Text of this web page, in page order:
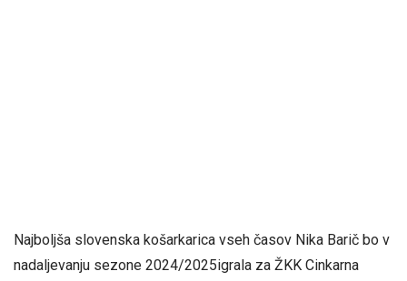
Najboljša slovenska košarkarica vseh časov Nika Barič bo v
nadaljevanju sezone 2024/2025igrala za ŽKK Cinkarna